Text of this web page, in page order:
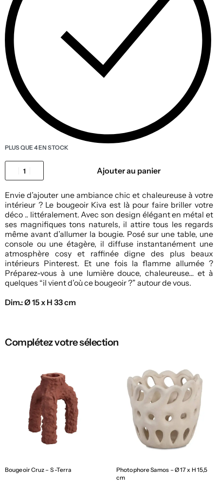
PLUS QUE 4 EN STOCK
Ajouter au panier
Envie d’ajouter une ambiance chic et chaleureuse à votre
intérieur ? Le bougeoir Kiva est là pour faire briller votre
déco .. littéralement. Avec son design élégant en métal et
ses magnifiques tons naturels, il attire tous les regards
même avant d’allumer la bougie. Posé sur une table, une
console ou une étagère, il diffuse instantanément une
atmosphère cosy et raffinée digne des plus beaux
intérieurs Pinterest. Et une fois la flamme allumée ?
Préparez-vous à une lumière douce, chaleureuse… et à
quelques “il vient d’où ce bougeoir ?” autour de vous.
Dim.: Ø 15 x H 33 cm
Complétez votre sélection
Bougeoir Cruz – S -Terra
Photophore Samos – Ø 17 x H 15,5
cm